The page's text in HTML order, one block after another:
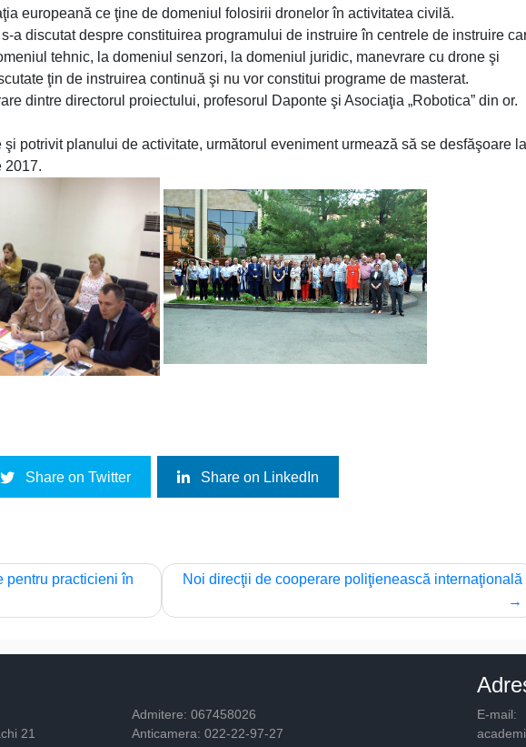
europeană ce ţine de domeniul folosirii dronelor în activitatea civilă.
a discutat despre constituirea programului de instruire în centrele de instruire
tehnic, la domeniul senzori, la domeniul juridic, manevrare cu drone şi
ţin de instruirea continuă şi nu vor constitui programe de masterat.
dintre directorul proiectului, profesorul Daponte şi Asociaţia „Robotica” din or.
potrivit planului de activitate, următorul eveniment urmează să se desfăşoare la
2017.
Share on Twitter Share on LinkedIn
pentru practicieni în
Noi direcţii de cooperare poliţienească internaţională
21
Admitere: 067458026
Anticamera: 022-22-97-27
E-mail: